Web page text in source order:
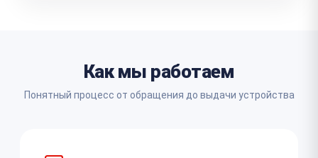
Как мы работаем
Понятный процесс от обращения до выдачи устройства